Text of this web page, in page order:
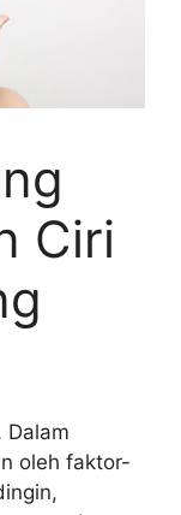
Ciri
Dalam
oleh faktor-